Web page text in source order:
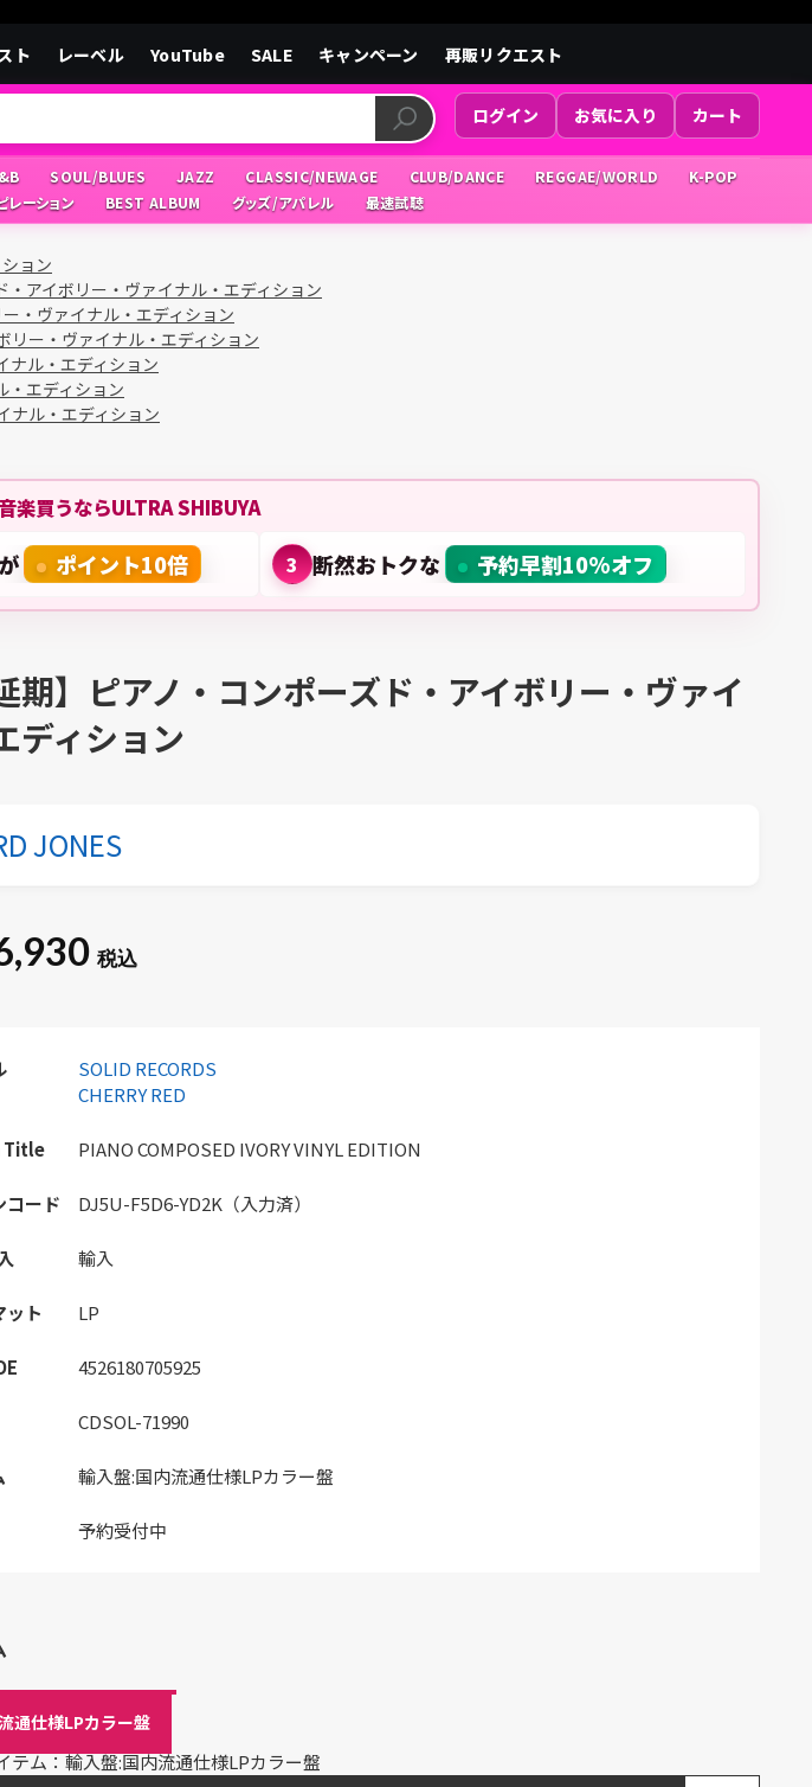
ト レーベル YouTube SALE キャンペーン 再販リクエスト
ログイン お気に入り カート
SOUL/BLUES JAZZ CLASSIC/NEWAGE CLUB/DANCE REGGAE/WORLD
K-POP
レーション BEST ALBUM グッズ/アパレル 最速試聴
ョン
・アイボリー・ヴァイナル・エディション
・ヴァイナル・エディション
リー・ヴァイナル・エディション
ナル・エディション
・エディション
ナル・エディション
買うならULTRA SHIBUYA
ポイント10倍 3 断然おトクな 予約早割10%オフ
期】ピアノ・コンポーズド・アイボリー・ヴァイ
ディション
JONES
SOLID RECORDS
CHERRY RED
Title PIANO COMPOSED IVORY VINYL EDITION
コード DJ5U-F5D6-YD2K（入力済）
輸入
ット LP
4526180705925
CDSOL-71990
輸入盤:国内流通仕様LPカラー盤
予約受付中
通仕様LPカラー盤
テム：輸入盤:国内流通仕様LPカラー盤